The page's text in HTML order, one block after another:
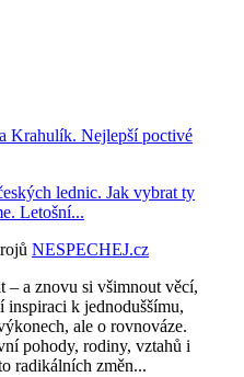
Krahulík. Nejlepší poctivé
lednic. Jak vybrat ty
Letošní...
NESPECHEJ.cz
– a znovu si všimnout věcí,
inspiraci k jednoduššímu,
ale o rovnováze.
pohody, rodiny, vztahů i
radikálních změn...